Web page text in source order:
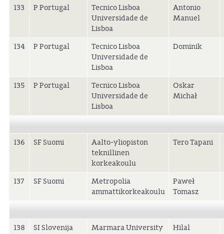
133 P Portugal
Tecnico Lisboa
Universidade de
Lisboa
Antonio
Manuel
134 P Portugal
Tecnico Lisboa
Universidade de
Lisboa
Dominik
135 P Portugal
Tecnico Lisboa
Universidade de
Lisboa
Oskar
Michał
136 SF Suomi
Aalto-yliopiston
teknillinen
korkeakoulu
Tero Tapani
137 SF Suomi
Metropolia
ammattikorkeakoulu
Paweł
Tomasz
138 SI Slovenija Marmara University Hilal